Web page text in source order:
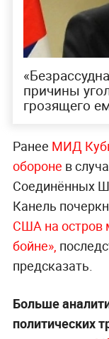
причины
грозящего
Ранее МИД
обороне в
Соединённых
Канель
США на остров
бойне»,
предсказать.
Больше
политических